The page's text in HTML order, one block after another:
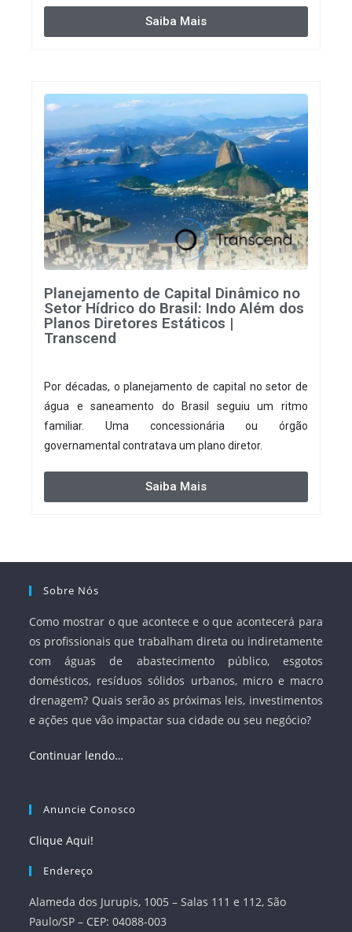
alumínio mais limpo, no entanto, tem esbarrado em
dificuldade de acesso ao seu principal insumo, a
Saiba Mais
Planejamento de Capital Dinâmico no
Setor Hídrico do Brasil: Indo Além dos
Planos Diretores Estáticos |
Transcend
Por décadas, o planejamento de capital no setor de
água e saneamento do Brasil seguiu um ritmo
familiar. Uma concessionária ou órgão
governamental contratava um plano diretor.
Saiba Mais
Sobre Nós
Como mostrar o que acontece e o que acontecerá para
os profissionais que trabalham direta ou indiretamente
com águas de abastecimento público, esgotos
domésticos, resíduos sólidos urbanos, micro e macro
drenagem? Quais serão as próximas leis, investimentos
e ações que vão impactar sua cidade ou seu negócio?
Continuar lendo…
Anuncie Conosco
Clique Aqui!
Endereço
Alameda dos Jurupis, 1005 – Salas 111 e 112, São
Paulo/SP – CEP: 04088-003